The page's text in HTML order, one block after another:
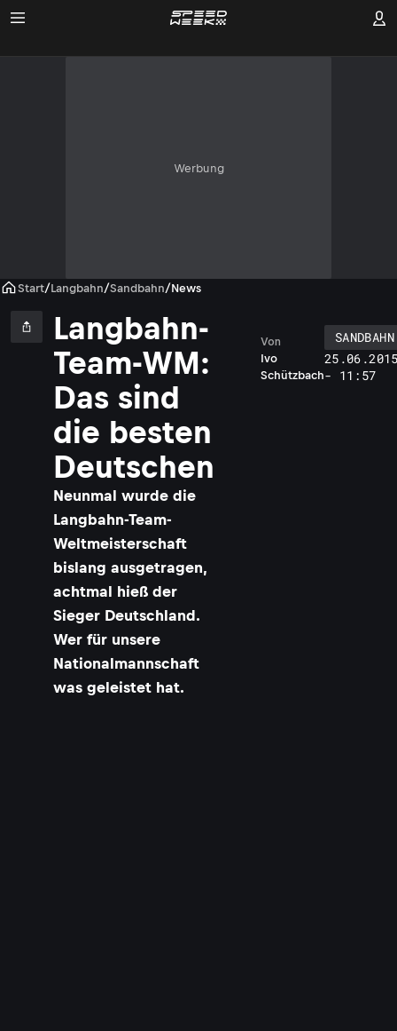
Werbung
Start/Langbahn/Sandbahn/News
Langbahn-
Team-WM:
Das sind
die besten
Deutschen
Neunmal wurde die
Langbahn-Team-
Weltmeisterschaft
bislang ausgetragen,
achtmal hieß der
Sieger Deutschland.
Wer für unsere
Nationalmannschaft
was geleistet hat.
Ivo
Schützbach
Von
SANDBAHN
- 11:57